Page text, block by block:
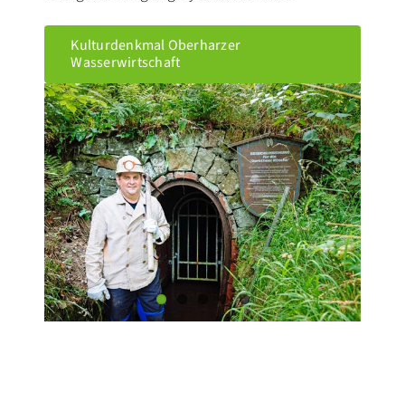
Kulturdenkmal Oberharzer
Wasserwirtschaft